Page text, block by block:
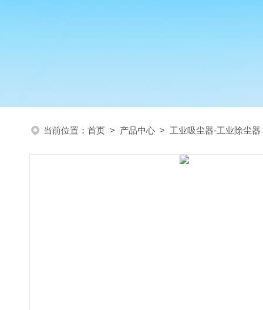
当前位置： 首页 > 产品中心 > 工业吸尘器-工业除尘器